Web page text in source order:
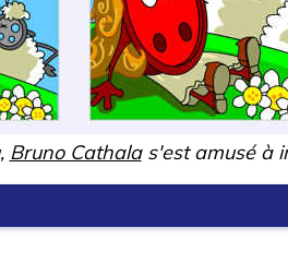
Bruno Cathalas'est amusé à